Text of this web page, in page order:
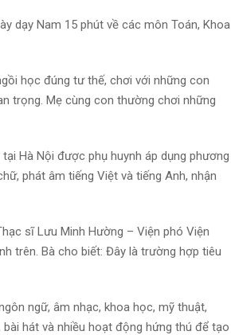
dạy Nam 15 phút về các môn Toán, Khoa
học đúng tư thế, chơi với những con
trọng. Mẹ cùng con thường chơi những
Hà Nội được phụ huynh áp dụng phương
phát âm tiếng Việt và tiếng Anh, nhận
sĩ Lưu Minh Hường – Viện phó Viện
trên. Bà cho biết: Đây là trường hợp tiêu
ngữ, âm nhạc, khoa học, mỹ thuật,
hát và nhiều hoạt động hứng thú để tạo